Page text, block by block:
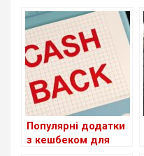
Популярні додатки
з кешбеком для